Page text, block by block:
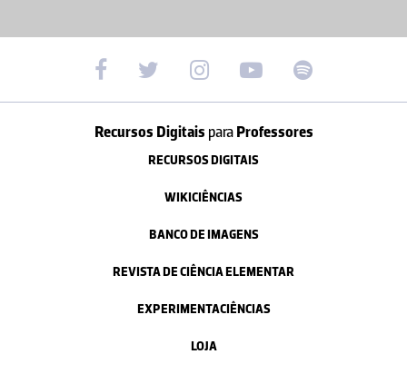
Recursos Digitais paraProfessores
RECURSOS DIGITAIS
WIKICIÊNCIAS
BANCO DE IMAGENS
REVISTA DE CIÊNCIA ELEMENTAR
EXPERIMENTACIÊNCIAS
LOJA